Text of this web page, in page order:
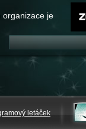
organizace je
letáček